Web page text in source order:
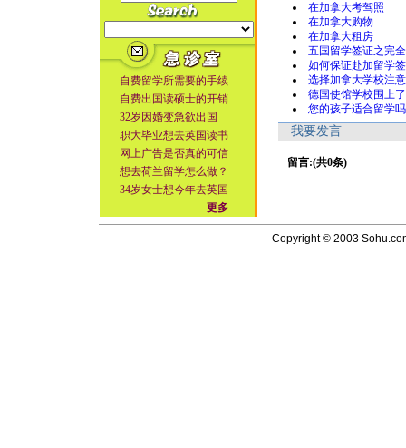
自费留学所需要的手续
自费出国读硕士的开销
32岁因婚变急欲出国
职大毕业想去英国读书
网上广告是否真的可信
想去荷兰留学怎么做？
34岁女士想今年去英国
更多
在加拿大考驾照
在加拿大购物
在加拿大租房
五国留学签证之完
如何保证赴加留学
选择加拿大学校注
德国使馆学校围上
您的孩子适合留学
我要发言
留言:(共0条)
Copyright © 2003